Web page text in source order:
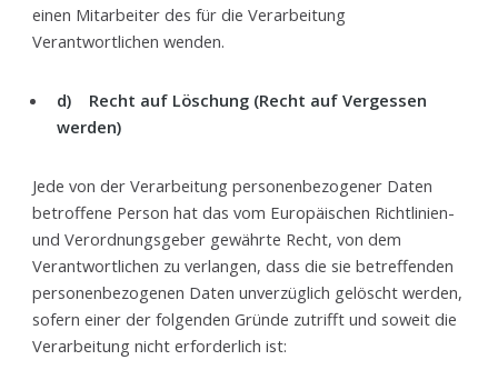
einen Mitarbeiter des für die Verarbeitung
Verantwortlichen wenden.
d) Recht auf Löschung (Recht auf Vergessen
werden)
Jede von der Verarbeitung personenbezogener Daten
betroffene Person hat das vom Europäischen Richtlinien-
und Verordnungsgeber gewährte Recht, von dem
Verantwortlichen zu verlangen, dass die sie betreffenden
personenbezogenen Daten unverzüglich gelöscht werden,
sofern einer der folgenden Gründe zutrifft und soweit die
Verarbeitung nicht erforderlich ist: